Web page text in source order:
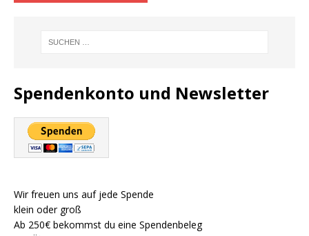
Spendenkonto und Newsletter
Wir freuen uns auf jede Spende
klein oder groß
Ab 250€ bekommst du eine Spendenbeleg